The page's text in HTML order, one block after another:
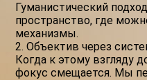
Гуманистический
пространство, где
механизмы.
2. Объектив через
Когда к этому взгляду
фокус смещается. Мы